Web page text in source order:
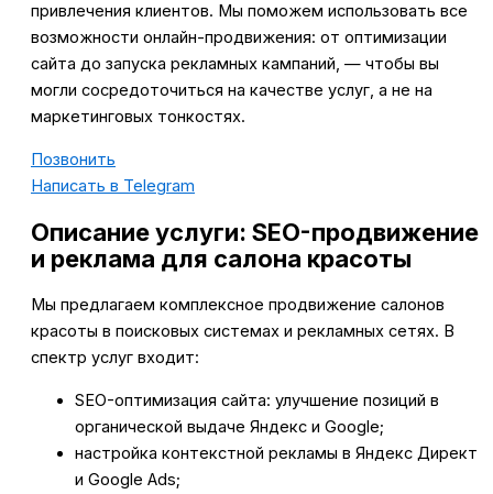
привлечения клиентов. Мы поможем использовать все
возможности онлайн-продвижения: от оптимизации
сайта до запуска рекламных кампаний, — чтобы вы
могли сосредоточиться на качестве услуг, а не на
маркетинговых тонкостях.
Позвонить
Написать в Telegram
Описание услуги: SEO-продвижение
и реклама для салона красоты
Мы предлагаем комплексное продвижение салонов
красоты в поисковых системах и рекламных сетях. В
спектр услуг входит:
SEO-оптимизация сайта: улучшение позиций в
органической выдаче Яндекс и Google;
настройка контекстной рекламы в Яндекс Директ
и Google Ads;